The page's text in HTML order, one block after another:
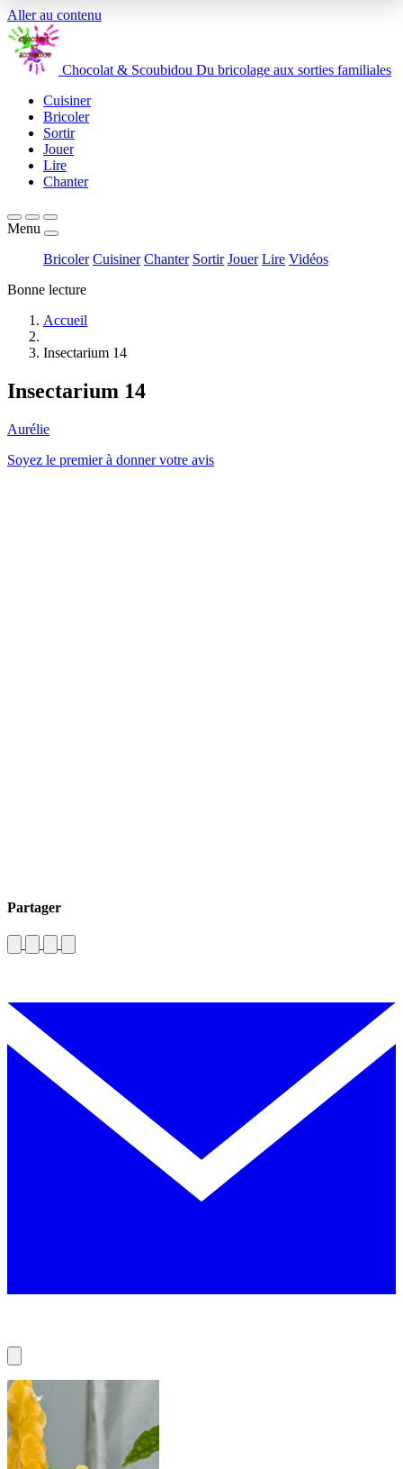
Aller au contenu
Chocolat & Scoubidou Du bricolage aux sorties familiales
Cuisiner
Bricoler
Sortir
Jouer
Lire
Chanter
Menu
Bricoler Cuisiner Chanter Sortir Jouer Lire Vidéos
Bonne lecture
Accueil
Insectarium 14
Insectarium 14
Aurélie
Soyez le premier à donner votre avis
Partager